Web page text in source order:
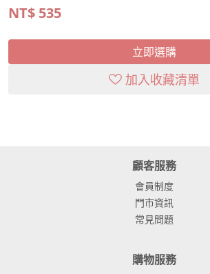
NT$ 535
立即選購
加入收藏清單
顧客服務
會員制度
門市資訊
常見問題
購物服務